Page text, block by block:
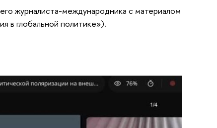
журналиста-международника с материалом
в глобальной политике»).